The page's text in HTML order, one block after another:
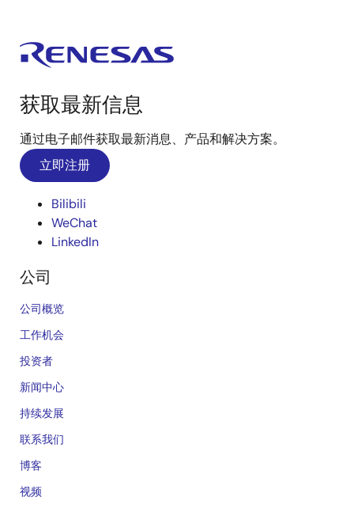
获取最新信息
通过电子邮件获取最新消息、产品和解决方案。
立即注册
Bilibili
WeChat
LinkedIn
公司
公司概览
工作机会
投资者
新闻中心
持续发展
联系我们
博客
视频